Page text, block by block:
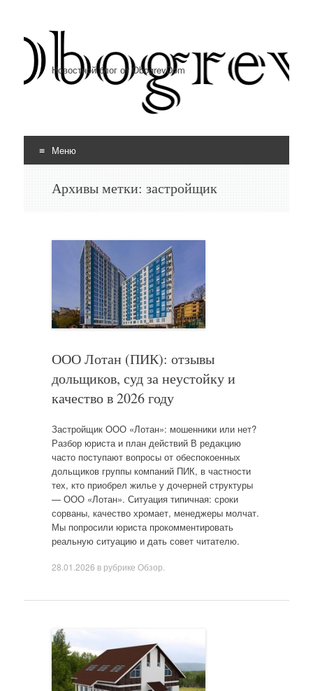
Новостной блог от ObogrevDom
Меню
Архивы метки: застройщик
ООО Лотан (ПИК): отзывы
дольщиков, суд за неустойку и
качество в 2026 году
Застройщик ООО «Лотан»: мошенники или нет?
Разбор юриста и план действий В редакцию
часто поступают вопросы от обеспокоенных
дольщиков группы компаний ПИК, в частности
тех, кто приобрел жилье у дочерней структуры
— ООО «Лотан». Ситуация типичная: сроки
сорваны, качество хромает, менеджеры молчат.
Мы попросили юриста прокомментировать
реальную ситуацию и дать совет читателю.
28.01.2026 в рубрике Обзор